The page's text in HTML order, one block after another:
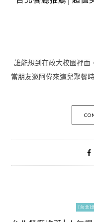
誰能想到在政大校園裡面
當朋友邀阿偉來這兒聚餐
[台北]